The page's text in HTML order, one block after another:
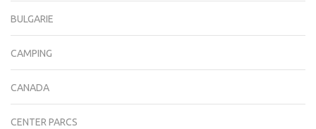
BULGARIE
CAMPING
CANADA
CENTER PARCS